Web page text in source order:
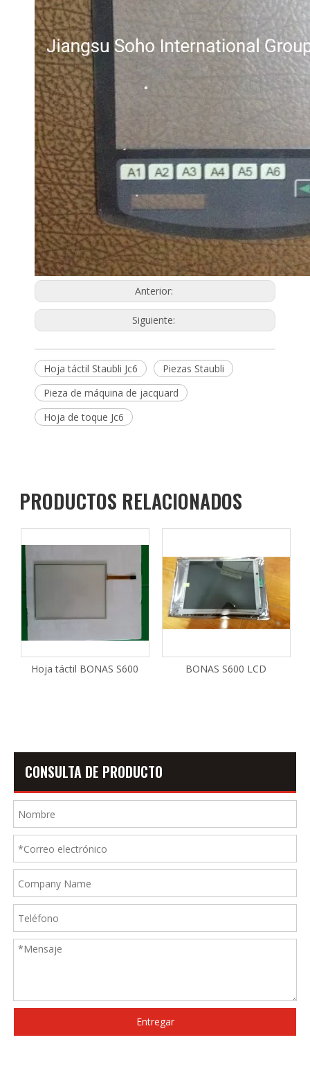
Anterior:
Siguiente:
Hoja táctil Staubli Jc6
Piezas Staubli
Pieza de máquina de jacquard
Hoja de toque Jc6
PRODUCTOS RELACIONADOS
Hoja táctil BONAS S600
BONAS S600 LCD
CONSULTA DE PRODUCTO
Entregar